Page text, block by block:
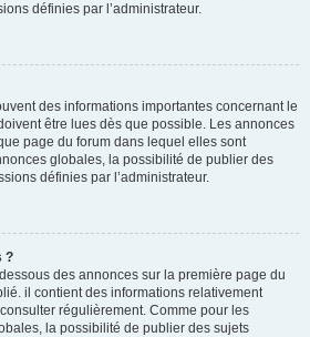
définies par l’administrateur.
des informations importantes concernant le
être lues dès que possible. Les annonces
page du forum dans lequel elles sont
globales, la possibilité de publier des
définies par l’administrateur.
?
des annonces sur la première page du
il contient des informations relativement
régulièrement. Comme pour les
la possibilité de publier des sujets